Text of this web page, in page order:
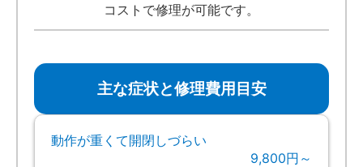
コストで修理が可能です。
主な症状と修理費用目安
動作が重くて開閉しづらい
9,800円～